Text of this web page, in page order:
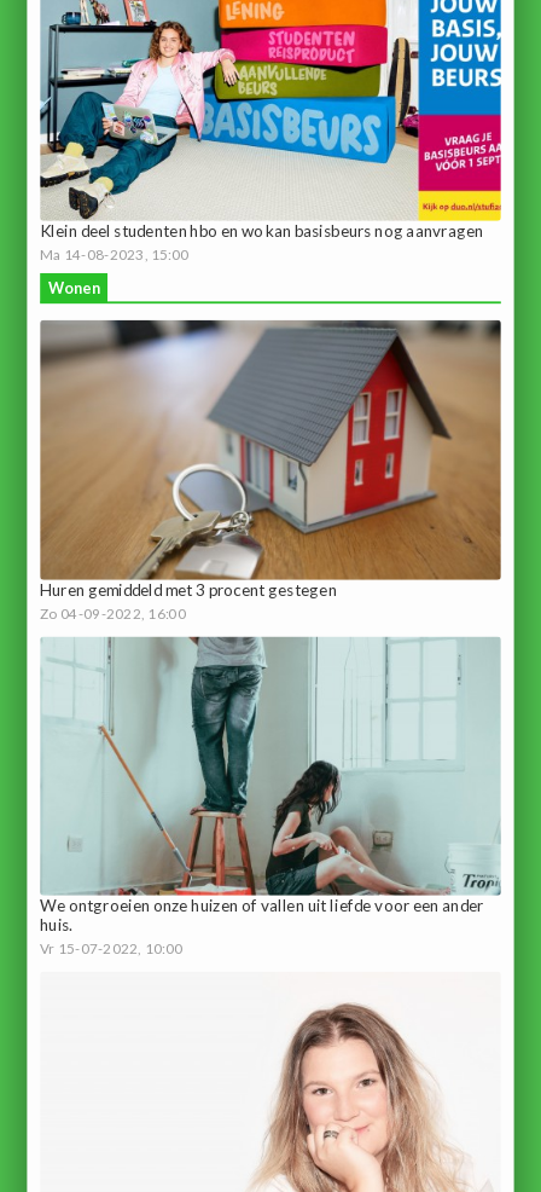
Klein deel studenten hbo en wo kan basisbeurs nog aanvragen
Ma 14-08-2023, 15:00
Wonen
Huren gemiddeld met 3 procent gestegen
Zo 04-09-2022, 16:00
We ontgroeien onze huizen of vallen uit liefde voor een ander
huis.
Vr 15-07-2022, 10:00